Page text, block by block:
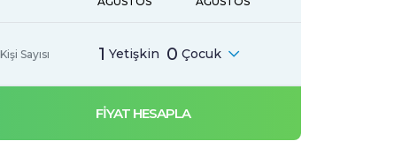
Kişi Sayısı 1 Yetişkin 0 Çocuk
FİYAT HESAPLA